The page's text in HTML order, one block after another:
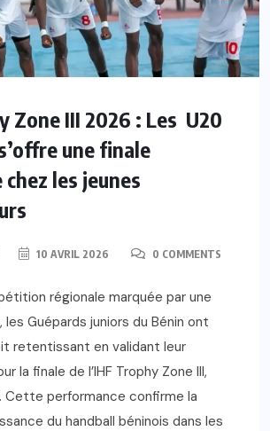
Zone III 2026 : Les U20
une finale
les jeunes
10 AVRIL 2026 0 COMMENTS
régionale marquée par une
Guépards juniors du Bénin ont
retentissant en validant leur
la finale de l’IHF Trophy Zone III,
Cette performance confirme la
du handball béninois dans les